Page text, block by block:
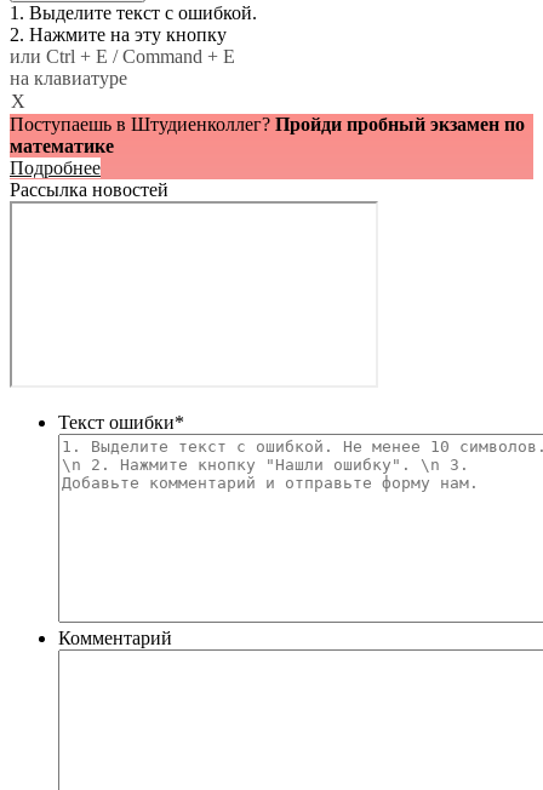
1. Выделите текст с ошибкой.
2. Нажмите на эту кнопку
или Ctrl + E / Command + E
на клавиатуре
X
Поступаешь в Штудиенколлег? Пройди пробный экзамен по
математике
Подробнее
Рассылка новостей
Текст ошибки*
Комментарий